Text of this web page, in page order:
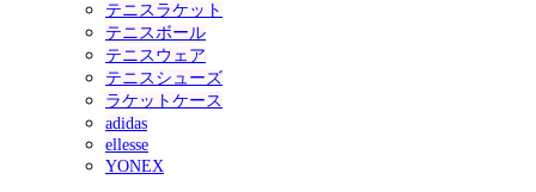
テニスラケット
テニスボール
テニスウェア
テニスシューズ
ラケットケース
adidas
ellesse
YONEX